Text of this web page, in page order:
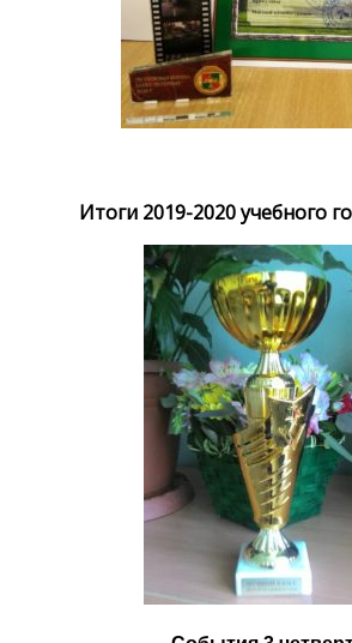
Итоги 2019-2020 учебного